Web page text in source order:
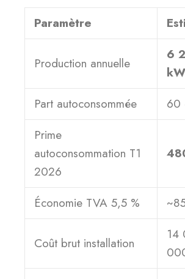
Paramètre
Production annuelle
6
Part autoconsommée
60
Prime
autoconsommation T1
2026
Économie TVA 5,5 %
Coût brut installation
14